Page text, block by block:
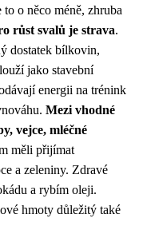
o něco méně, zhruba
růst svalů je strava.
dostatek bílkovin,
jako stavební
energii na trénink
Mezi vhodné
vejce, mléčné
měli přijímat
a zeleniny. Zdravé
a rybím oleji.
hmoty důležitý také